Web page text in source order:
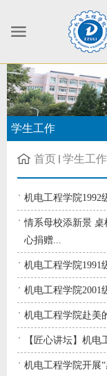
学生工作
首页 学生工作
机电工程学院1992
情系母校添新景
心捐赠...
机电工程学院1991
机电工程学院2001
机电工程学院赴美
【匠心讲坛】机
机电工程学院开展